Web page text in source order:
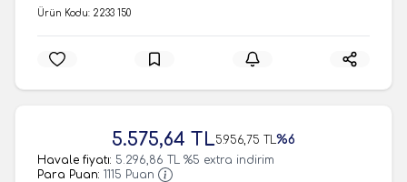
Ürün Kodu: 2233 150
5.956,75 TL
5.575,64 TL %6
Havale fiyatı: 5.296,86 TL %5 extra indirim
Para Puan: 1115 Puan